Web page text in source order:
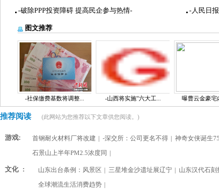
-破除PPP投资障碍 提高民企参与热情-
-人民日
图文推荐
-社保缴费基数将调整... -山西将实施“六大工... 曝曹云金豪宅
推荐阅读 (此网站为您推荐以下文章供您阅读。)
游戏: 首钢耐火材料厂将改建 | -深交所：公司更名不得 | 神奇女侠诞生
石景山上半年PM2.5浓度同 |
文化 : 山东出台条例：风景区 | 三星堆金沙遗址展辽宁 | 山东汉代石刻
全球潮流生活消费趋势 |